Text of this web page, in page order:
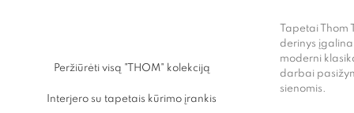
Peržiūrėti visą "THOM" kolekciją
Interjero su tapetais kūrimo įrankis
Tapetai
derinys
moderni
darbai
sienomis.